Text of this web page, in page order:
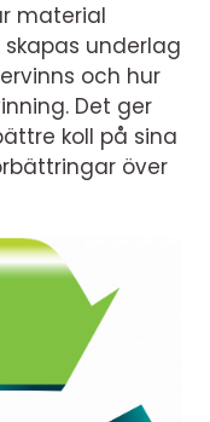
material
underlag
och hur
Det ger
koll på sina
över